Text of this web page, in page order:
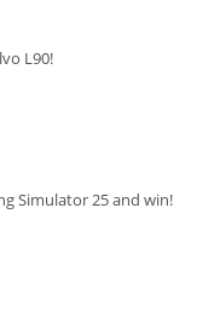
L90!
Simulator 25 and win!